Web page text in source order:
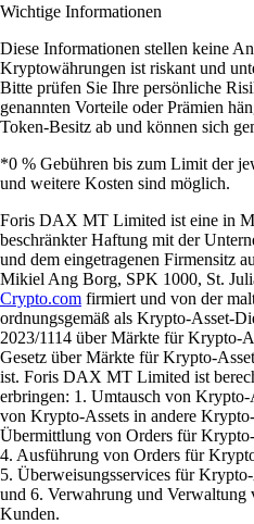
Wichtige Informationen
Diese Informationen stellen keine
Kryptowährungen ist riskant und
Bitte prüfen Sie Ihre persönliche
genannten Vorteile oder Prämien
Token-Besitz ab und können sich
*0 % Gebühren bis zum Limit der
und weitere Kosten sind möglich.
Foris DAX MT Limited ist eine in
beschränkter Haftung mit der
und dem eingetragenen Firmensitz
Mikiel Ang Borg, SPK 1000, St.
Crypto.com firmiert und von der
ordnungsgemäß als Krypto-Asset-
2023/1114 über Märkte für Krypto-
Gesetz über Märkte für Krypto-
ist. Foris DAX MT Limited ist
erbringen: 1. Umtausch von
von Krypto-Assets in andere
Übermittlung von Orders für
4. Ausführung von Orders für
5. Überweisungsservices für
und 6. Verwahrung und
Kunden.